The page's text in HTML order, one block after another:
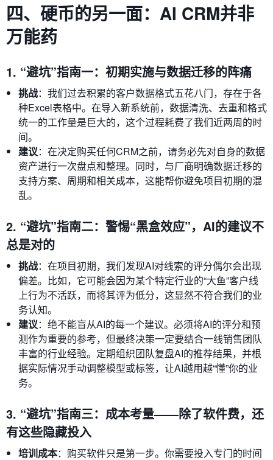
四、硬币的另一面：AI CRM并非
万能药
1. “避坑”指南一：初期实施与数据迁移的阵痛
挑战：我们过去积累的客户数据格式五花八门，存在于各
种Excel表格中。在导入新系统前，数据清洗、去重和格式
统一的工作量是巨大的，这个过程耗费了我们近两周的时
间。
建议：在决定购买任何CRM之前，请务必先对自身的数据
资产进行一次盘点和整理。同时，与厂商明确数据迁移的
支持方案、周期和相关成本，这能帮你避免项目初期的混
乱。
2. “避坑”指南二：警惕“黑盒效应”，AI的建议不
总是对的
挑战：在项目初期，我们发现AI对线索的评分偶尔会出现
偏差。比如，它可能会因为某个特定行业的“大鱼”客户线
上行为不活跃，而将其评为低分，这显然不符合我们的业
务认知。
建议：绝不能盲从AI的每一个建议。必须将AI的评分和预
测作为重要的参考，但最终决策一定要结合一线销售团队
丰富的行业经验。定期组织团队复盘AI的推荐结果，并根
据实际情况手动调整模型或标签，让AI越用越“懂”你的业
务。
3. “避坑”指南三：成本考量——除了软件费，还
有这些隐藏投入
培训成本：购买软件只是第一步。你需要投入专门的时间